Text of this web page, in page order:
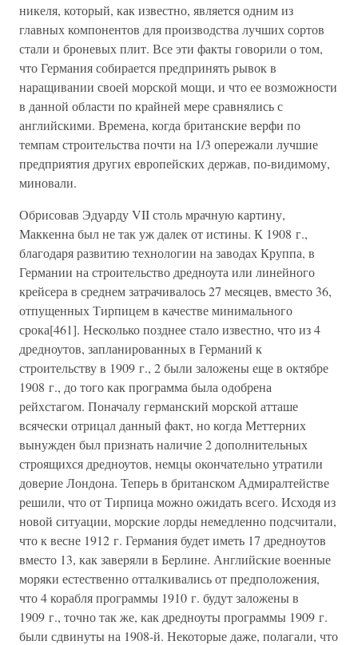
никеля, который, как известно, является одним из
главных компонентов для производства лучших сортов
стали и броневых плит. Все эти факты говорили о том,
что Германия собирается предпринять рывок в
наращивании своей морской мощи, и что ее возможности
в данной области по крайней мере сравнялись с
английскими. Времена, когда британские верфи по
темпам строительства почти на 1/3 опережали лучшие
предприятия других европейских держав, по-видимому,
миновали.
Обрисовав Эдуарду VII столь мрачную картину,
Маккенна был не так уж далек от истины. К 1908 г.,
благодаря развитию технологии на заводах Круппа, в
Германии на строительство дредноута или линейного
крейсера в среднем затрачивалось 27 месяцев, вместо 36,
отпущенных Тирпицем в качестве минимального
срока[461]. Несколько позднее стало известно, что из 4
дредноутов, запланированных в Германий к
строительству в 1909 г., 2 были заложены еще в октябре
1908 г., до того как программа была одобрена
рейхстагом. Поначалу германский морской атташе
всячески отрицал данный факт, но когда Меттерних
вынужден был признать наличие 2 дополнительных
строящихся дредноутов, немцы окончательно утратили
доверие Лондона. Теперь в британском Адмиралтействе
решили, что от Тирпица можно ожидать всего. Исходя из
новой ситуации, морские лорды немедленно подсчитали,
что к весне 1912 г. Германия будет иметь 17 дредноутов
вместо 13, как заверяли в Берлине. Английские военные
моряки естественно отталкивались от предположения,
что 4 корабля программы 1910 г. будут заложены в
1909 г., точно так же, как дредноуты программы 1909 г.
были сдвинуты на 1908-й. Некоторые даже, полагали, что